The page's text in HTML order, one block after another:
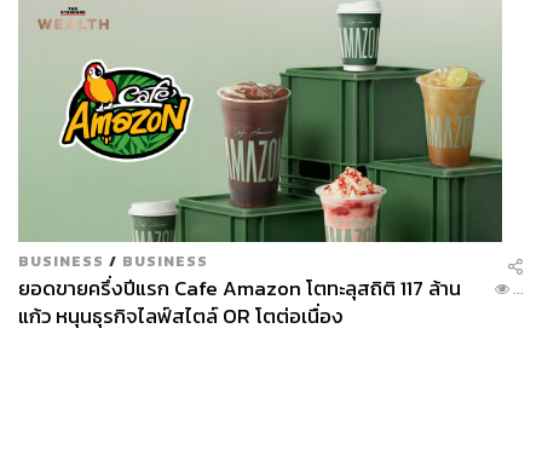
BUSINESS / BUSINESS
ยอดขายครึ่งปีแรก Cafe Amazon โตทะลุสถิติ 117 ล้าน
แก้ว หนุนธุรกิจไลฟ์สไตล์ OR โตต่อเนื่อง
...